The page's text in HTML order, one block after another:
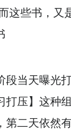
这些书，又
段当天曝光
打压】这种
第二天依然